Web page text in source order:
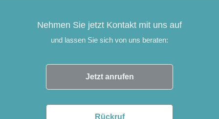
Nehmen Sie jetzt Kontakt mit uns auf
und lassen Sie sich von uns beraten:
Jetzt anrufen
Rückruf